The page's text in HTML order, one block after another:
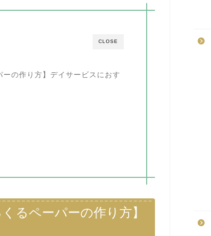
CLOSE
の作り方】デイサービスにおす
るペーパーの作り方】